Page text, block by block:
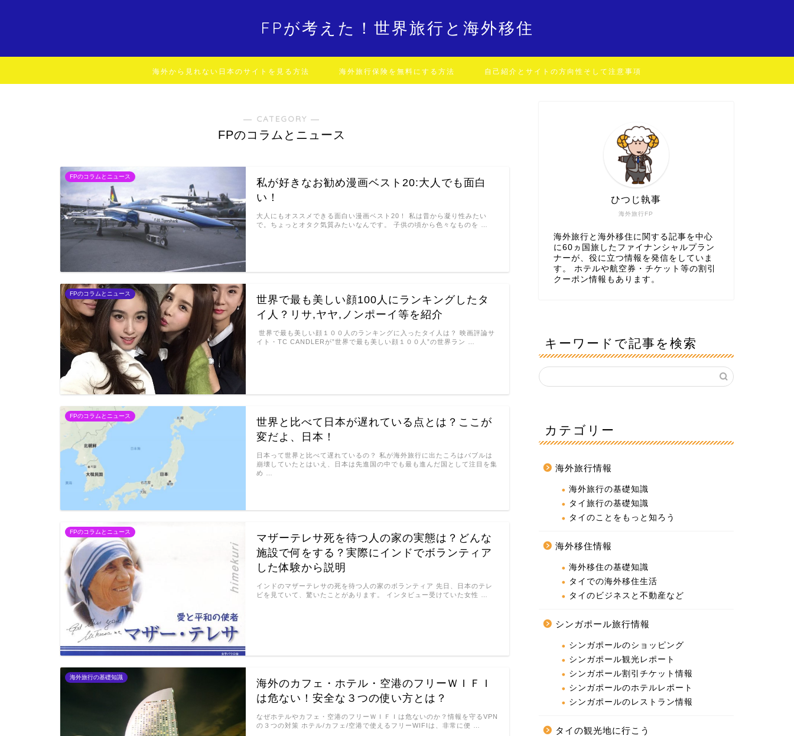
FPが考えた！世界旅行と海外移住
海外から見れない日本のサイトを見る方法 海外旅行保険を無料にする方法 自己紹介とサイトの方向性そして注意事項
― CATEGORY ―
FPのコラムとニュース
FPのコラムとニュース
私が好きなお勧め漫画ベスト20:大人でも面白
い！
大人にもオススメできる面白い漫画ベスト20！ 私は昔から凝り性みたい
で。ちょっとオタク気質みたいなんです。 子供の頃から色々なものを …
FPのコラムとニュース
世界で最も美しい顔100人にランキングしたタ
イ人？リサ,ヤヤ,ノンポーイ等を紹介
世界で最も美しい顔１００人のランキングに入ったタイ人は？ 映画評論サ
イト・TC CANDLERが”世界で最も美しい顔１００人”の世界ラン …
FPのコラムとニュース
世界と比べて日本が遅れている点とは？ここが
変だよ、日本！
日本って世界と比べて遅れているの？ 私が海外旅行に出たころはバブルは
崩壊していたとはいえ、日本は先進国の中でも最も進んだ国として注目を集
め …
FPのコラムとニュース
マザーテレサ死を待つ人の家の実態は？どんな
施設で何をする？実際にインドでボランティア
した体験から説明
インドのマザーテレサの死を待つ人の家のボランティア 先日、日本のテレ
ビを見ていて、驚いたことがあります。 インタビュー受けていた女性 …
海外旅行の基礎知識
海外のカフェ・ホテル・空港のフリーＷＩＦＩ
は危ない！安全な３つの使い方とは？
なぜホテルやカフェ・空港のフリーＷＩＦＩは危ないのか？情報を守るVPN
の３つの対策 ホテル/カフェ/空港で使えるフリーWIFIは、非常に便 …
海外旅行FP
ひつじ執事
海外旅行と海外移住に関する記事を中心
に60ヵ国旅したファイナンシャルプラン
ナーが、役に立つ情報を発信をしていま
す。 ホテルや航空券・チケット等の割引
クーポン情報もあります。
キーワードで記事を検索
カテゴリー
海外旅行情報
海外旅行の基礎知識
タイ旅行の基礎知識
タイのことをもっと知ろう
海外移住情報
海外移住の基礎知識
タイでの海外移住生活
タイのビジネスと不動産など
シンガポール旅行情報
シンガポールのショッピング
シンガポール観光レポート
シンガポール割引チケット情報
シンガポールのホテルレポート
シンガポールのレストラン情報
タイの観光地に行こう